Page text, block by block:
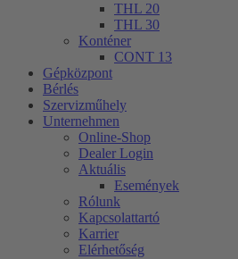
THL 20
THL 30
Konténer
CONT 13
Gépközpont
Bérlés
Szervizműhely
Unternehmen
Online-Shop
Dealer Login
Aktuális
Események
Rólunk
Kapcsolattartó
Karrier
Elérhetőség